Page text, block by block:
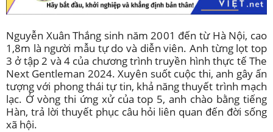
Nguyễn Xuân Thắng sinh năm 2001 đến từ Hà Nội, cao
1,8m là người mẫu tự do và diễn viên. Anh từng lọt top
3 ở tập 2 và 4 của chương trình truyền hình thực tế The
Next Gentleman 2024. Xuyên suốt cuộc thi, anh gây ấn
tượng với phong thái tự tin, khả năng thuyết trình mạch
lạc. Ở vòng thi ứng xử của top 5, anh chào bằng tiếng
Hàn, trả lời thuyết phục câu hỏi liên quan đến đời sống
xã hội.